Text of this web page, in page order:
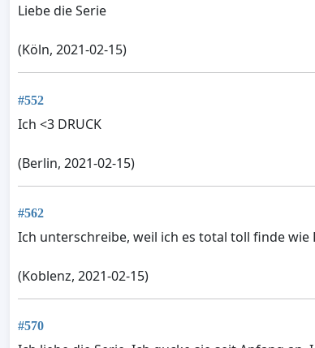
Liebe die Serie
(Köln, 2021-02-15)
#552
Ich <3 DRUCK
(Berlin, 2021-02-15)
#562
Ich unterschreibe, weil ich es total toll finde
(Koblenz, 2021-02-15)
#570